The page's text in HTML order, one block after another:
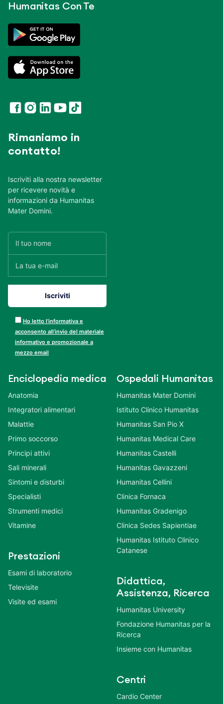
Humanitas Con Te
Rimaniamo in
contatto!
Iscriviti alla nostra newsletter
per ricevere novità e
informazioni da Humanitas
Mater Domini.
Ho letto l’informativa e
acconsento all’invio del materiale
informativo e promozionale a
mezzo email
Enciclopedia medica
Anatomia
Integratori alimentari
Malattie
Primo soccorso
Principi attivi
Sali minerali
Sintomi e disturbi
Specialisti
Strumenti medici
Vitamine
Prestazioni
Esami di laboratorio
Televisite
Visite ed esami
Ospedali Humanitas
Humanitas Mater Domini
Istituto Clinico Humanitas
Humanitas San Pio X
Humanitas Medical Care
Humanitas Castelli
Humanitas Gavazzeni
Humanitas Cellini
Clinica Fornaca
Humanitas Gradenigo
Clinica Sedes Sapientiae
Humanitas Istituto Clinico
Catanese
Didattica,
Assistenza, Ricerca
Humanitas University
Fondazione Humanitas per la
Ricerca
Insieme con Humanitas
Centri
Cardio Center